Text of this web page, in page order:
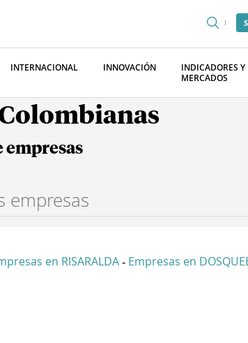
INTERNACIONAL INNOVACIÓN
INDICADORES Y
MERCADOS
empresas
en RISARALDA - Empresas en